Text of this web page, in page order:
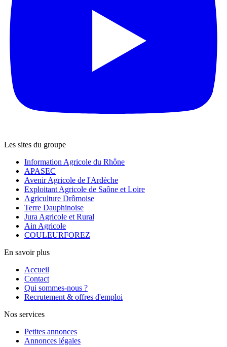
Les sites du groupe
Information Agricole du Rhône
APASEC
Avenir Agricole de l'Ardèche
Exploitant Agricole de Saône et Loire
Agriculture Drômoise
Terre Dauphinoise
Jura Agricole et Rural
Ain Agricole
COULEURFOREZ
En savoir plus
Accueil
Contact
Qui sommes-nous ?
Recrutement & offres d'emploi
Nos services
Petites annonces
Annonces légales